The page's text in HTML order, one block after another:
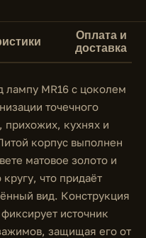
Оплата и
доставка
лампу MR16 с цоколем
точечного
кухнях и
корпус выполнен
матовое золото и
что придаёт
вид. Конструкция
источник
защищая его от